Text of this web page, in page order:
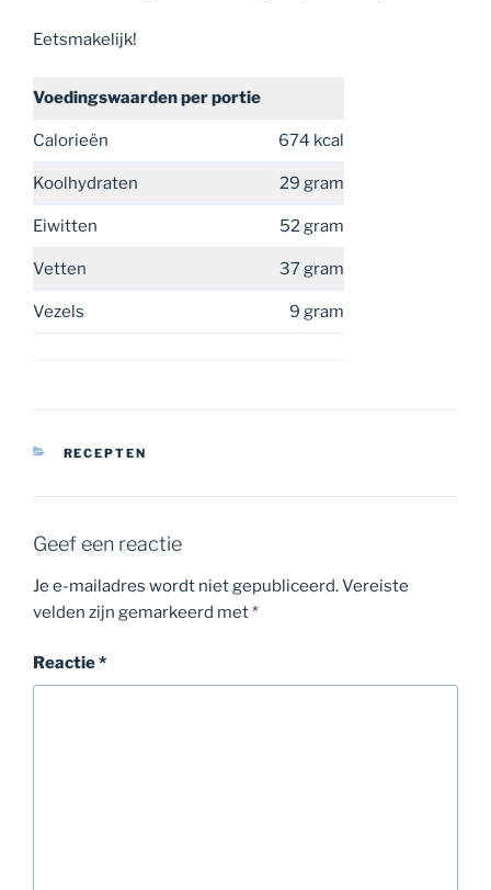
Eetsmakelijk!
Voedingswaardenper portie
Calorieën 674 kcal
Koolhydraten 29 gram
Eiwitten 52 gram
Vetten 37 gram
Vezels 9 gram
CATEGORIEËN
RECEPTEN
Geef een reactie
Je e-mailadres wordt niet gepubliceerd.Vereiste
velden zijn gemarkeerd met*
Reactie*